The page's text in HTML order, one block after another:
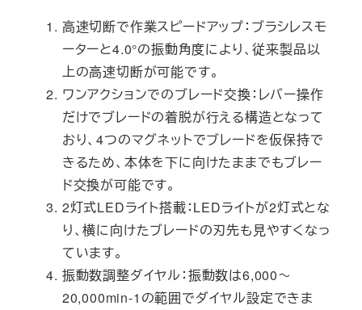
高速切断で作業スピードアップ：ブラシレスモ
ーターと4.0°の振動角度により、従来製品以
上の高速切断が可能です。
ワンアクションでのブレード交換：レバー操作
だけでブレードの着脱が行える構造となって
おり、4つのマグネットでブレードを仮保持で
きるため、本体を下に向けたままでもブレー
ド交換が可能です。
2灯式LEDライト搭載：LEDライトが2灯式とな
り、横に向けたブレードの刃先も見やすくなっ
ています。
振動数調整ダイヤル：振動数は6,000～
20,000min-1の範囲でダイヤル設定できま